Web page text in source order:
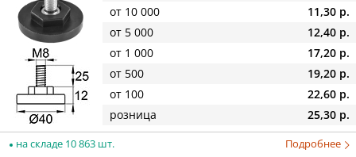
от 10 000
11,30 р.
от 5 000
12,40 р.
от 1 000
17,20 р.
от 500
19,20 р.
от 100
22,60 р.
розница
25,30 р.
на складе 10 863 шт. Подробнее